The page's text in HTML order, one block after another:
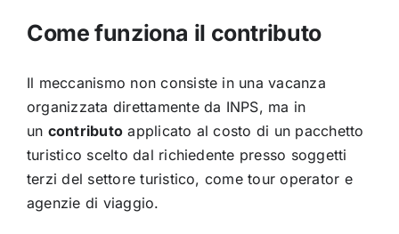
Come funziona il contributo
Il meccanismo non consiste in una vacanza
organizzata direttamente da INPS, ma in
un contributo applicato al costo di un pacchetto
turistico scelto dal richiedente presso soggetti
terzi del settore turistico, come tour operator e
agenzie di viaggio.